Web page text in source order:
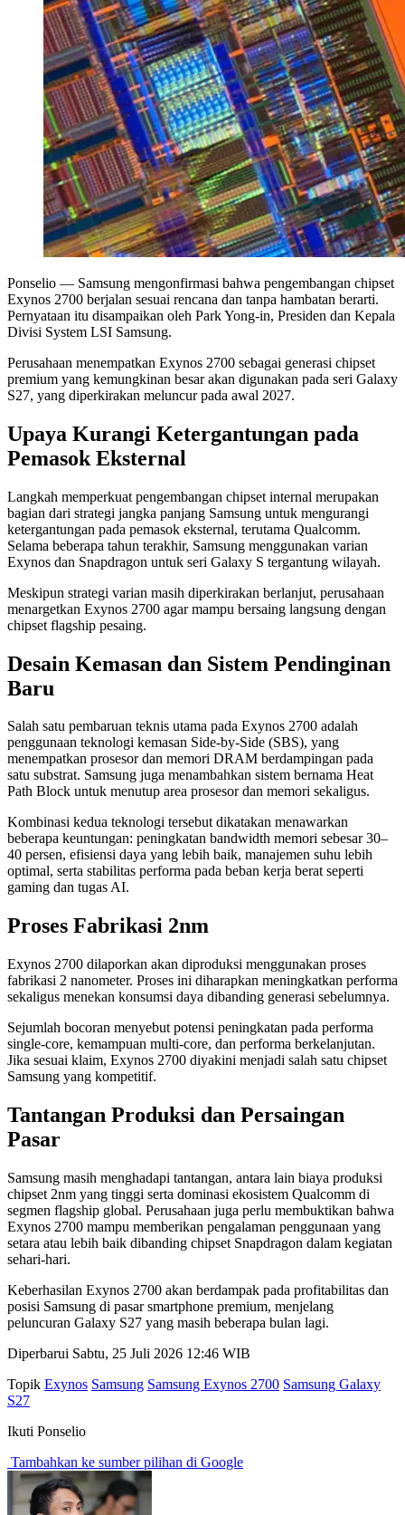
Ponselio — Samsung mengonfirmasi bahwa pengembangan chipset
Exynos 2700 berjalan sesuai rencana dan tanpa hambatan berarti.
Pernyataan itu disampaikan oleh Park Yong-in, Presiden dan Kepala
Divisi System LSI Samsung.
Perusahaan menempatkan Exynos 2700 sebagai generasi chipset
premium yang kemungkinan besar akan digunakan pada seri Galaxy
S27, yang diperkirakan meluncur pada awal 2027.
Upaya Kurangi Ketergantungan pada
Pemasok Eksternal
Langkah memperkuat pengembangan chipset internal merupakan
bagian dari strategi jangka panjang Samsung untuk mengurangi
ketergantungan pada pemasok eksternal, terutama Qualcomm.
Selama beberapa tahun terakhir, Samsung menggunakan varian
Exynos dan Snapdragon untuk seri Galaxy S tergantung wilayah.
Meskipun strategi varian masih diperkirakan berlanjut, perusahaan
menargetkan Exynos 2700 agar mampu bersaing langsung dengan
chipset flagship pesaing.
Desain Kemasan dan Sistem Pendinginan
Baru
Salah satu pembaruan teknis utama pada Exynos 2700 adalah
penggunaan teknologi kemasan Side-by-Side (SBS), yang
menempatkan prosesor dan memori DRAM berdampingan pada
satu substrat. Samsung juga menambahkan sistem bernama Heat
Path Block untuk menutup area prosesor dan memori sekaligus.
Kombinasi kedua teknologi tersebut dikatakan menawarkan
beberapa keuntungan: peningkatan bandwidth memori sebesar 30–
40 persen, efisiensi daya yang lebih baik, manajemen suhu lebih
optimal, serta stabilitas performa pada beban kerja berat seperti
gaming dan tugas AI.
Proses Fabrikasi 2nm
Exynos 2700 dilaporkan akan diproduksi menggunakan proses
fabrikasi 2 nanometer. Proses ini diharapkan meningkatkan performa
sekaligus menekan konsumsi daya dibanding generasi sebelumnya.
Sejumlah bocoran menyebut potensi peningkatan pada performa
single-core, kemampuan multi-core, dan performa berkelanjutan.
Jika sesuai klaim, Exynos 2700 diyakini menjadi salah satu chipset
Samsung yang kompetitif.
Tantangan Produksi dan Persaingan
Pasar
Samsung masih menghadapi tantangan, antara lain biaya produksi
chipset 2nm yang tinggi serta dominasi ekosistem Qualcomm di
segmen flagship global. Perusahaan juga perlu membuktikan bahwa
Exynos 2700 mampu memberikan pengalaman penggunaan yang
setara atau lebih baik dibanding chipset Snapdragon dalam kegiatan
sehari-hari.
Keberhasilan Exynos 2700 akan berdampak pada profitabilitas dan
posisi Samsung di pasar smartphone premium, menjelang
peluncuran Galaxy S27 yang masih beberapa bulan lagi.
Diperbarui Sabtu, 25 Juli 2026 12:46 WIB
Topik Exynos Samsung Samsung Exynos 2700 Samsung Galaxy
S27
Ikuti Ponselio
Tambahkan ke sumber pilihan di Google